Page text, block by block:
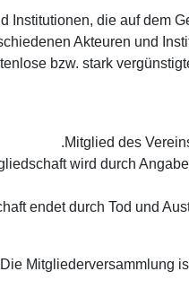
Institutionen, die auf
Akteuren und
bzw. stark